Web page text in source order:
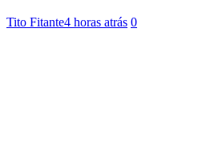
Tito Fitante4 horas atrás 0